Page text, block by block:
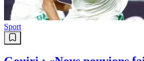
Sport